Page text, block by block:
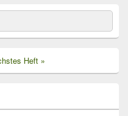
Heft »